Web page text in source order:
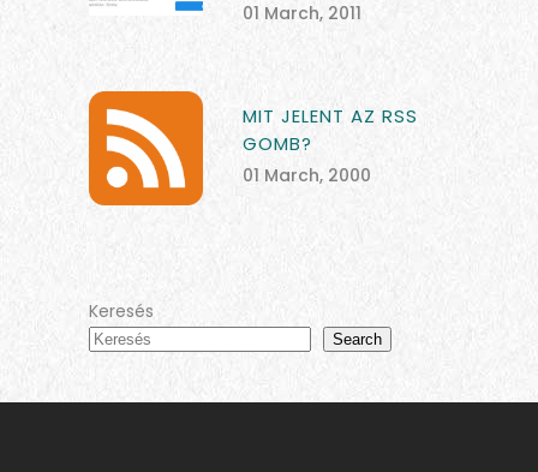
01 March, 2011
MIT JELENT AZ RSS
GOMB?
01 March, 2000
Keresés
Search